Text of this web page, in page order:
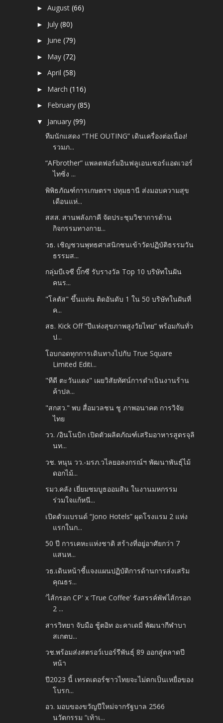
►August(66)
► July(80)
► June(79)
► May(72)
►April(58)
► March(116)
► February(85)
▼ January(99)
ทีมนักแสดง “THE OUTING” เดินเครื่องต่อเนื่อง!
รวมภ...
“AFbrother” แพลตฟอร์มอินฟลูเอนเซอร์แอดเวอร์
ไทซิ่ง ...
พิพิธภัณฑ์การเกษตรฯ ปทุมธานี ส่งมอบความสุข
เดือนแห่...
สสส. สานพลังภาคี จัดประชุมวิชาการด้าน
กิจกรรมทางกาย...
​วธ. เชิญชวนพุทธศาสนิกชนเข้าวัดปฏิบัติธรรมวัน
ธรรมส...
กลุ่มบีเจซี บิ๊กซี รับรางวัล Top 10 บริษัทในฝัน
คนร...
"โลตัส" ขึ้นแท่น ติดอันดับ 1 ใน 50 บริษัทในฝันที่
ค...
สธ. Kick Off “ปีแห่งสุขภาพสูงวัยไทย” พร้อมกันทั่ว
ป...
โอบกอดทุกการเดินทางไปกับ True Square
Limited Editi...
"ทีดี ตะวันแดง" เผยวิสัยทัศน์การดำเนินงานร้าน
ค้าปล...
"สกสว." พบ สื่อมวลชน ชู ภาพอนาคต การวิจัย
ไทย
วว. /อินโนบิก เปิดตัวผลิตภัณฑ์เสริมอาหารสูตรจุลิ
นท...
วช. หนุน วว.-มรภ.วไลยอลงกรณ์ฯ พัฒนาพันธุ์ไม้
ดอกไม้...
รมว.คลัง เยี่ยมชมบูธออมสิน ในงานมหกรรม
ร่วมใจแก้หนี...
เปิดตัวแบรนด์ “Jono Hotels” ผุดโรงแรม 2 แห่ง
แรกในก...
50 ปี การเคหะแห่งชาติ สร้างที่อยู่อาศัยกว่า 7
แสนห...
วธ.เดินหน้าชี้แจงแผนปฏิบัติการด้านการส่งเสริม
คุณธร...
'ไส้กรอก CP' x ‘True Coffee’ รังสรรค์พัฟไส้กรอก
2 ...
สารวิทยา จับมือ ชู้ตอิท อะคาเดมี่ พัฒนากีฬาบา
สเกตบ...
วช.พร้อมส่งสตรอว์เบอร์รีพันธุ์ 89 ออกสู่ตลาดปี
หน้า
ปี2023 นี้ เทรดเดอร์ชาวไทยจะไม่ตกเป็นเหยื่อของ
โบรก...
อว. มอบของขวัญปีใหม่จากรัฐบาล 2566
นวัตกรรม “เท้าเ...